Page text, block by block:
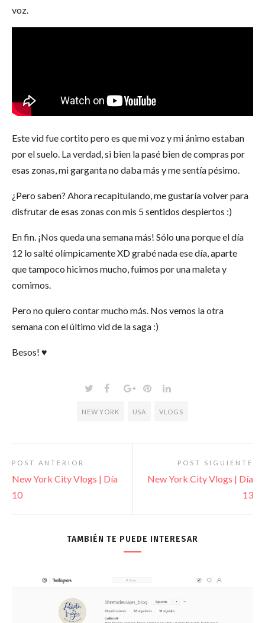
voz.
Este vid fue cortito pero es que mi voz y mi ánimo estaban
por el suelo. La verdad, si bien la pasé bien de compras por
esas zonas, mi garganta no daba más y me sentía pésimo.
¿Pero saben? Ahora recapitulando, me gustaría volver para
disfrutar de esas zonas con mis 5 sentidos despiertos :)
En fin. ¡Nos queda una semana más! Sólo una porque el día
12 lo salté olímpicamente XD grabé nada ese día, aparte
que tampoco hicimos mucho, fuimos por una maleta y
comimos.
Pero no quiero contar mucho más. Nos vemos la otra
semana con el último vid de la saga :)
Besos! ♥
NEW YORK USA VLOGS
POST ANTERIOR
New York City Vlogs | Día
10
POST SIGUIENTE
New York City Vlogs | Día
13
TAMBIÉN TE PUEDE INTERESAR